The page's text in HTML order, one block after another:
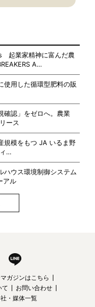
起業家精神に富んだ農
A…
使用した循環型肥料の販
確認」をゼロへ。農業
ース
規模をもつ JA いるま野
…
ハウス環境制御システム
アル
ガジンはこちら
て
お問い合わせ
・媒体一覧